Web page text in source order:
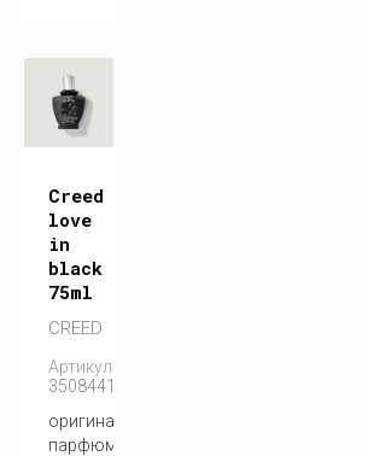
Creed
love
in
black
75ml
CREED
Артикул:
3508441001275
оригинальный
парфюм